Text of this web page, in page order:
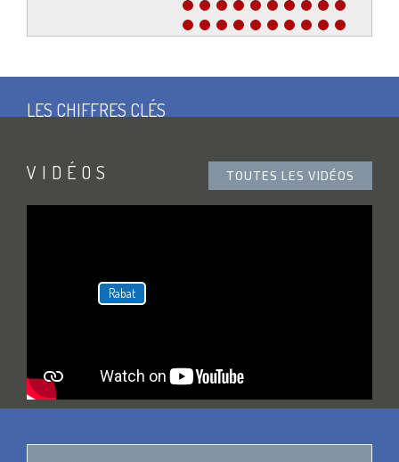
LES CHIFFRES CLÉS
Rabat
VIDÉOS TOUTES LES VIDÉOS